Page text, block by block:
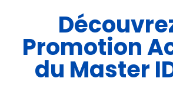
Promotion
du Master